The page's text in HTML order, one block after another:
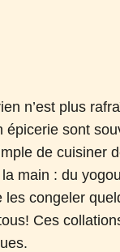
n’est plus
sont
de cuisiner
main : du
les congeler
Ces